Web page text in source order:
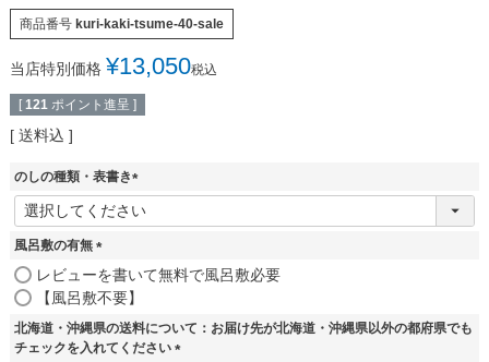
商品番号 kuri-kaki-tsume-40-sale
当店特別価格 ¥13,050税込
[ 121 ポイント進呈 ]
送料込
のしの種類・表書き
(
必
風呂敷の有無
(
必
須
)
レビューを書いて無料で風呂敷必要
【風呂敷不要】
北海道・沖縄県の送料について：お届け先が北海道・沖縄県以外の都府県でも
チェックを入れてください